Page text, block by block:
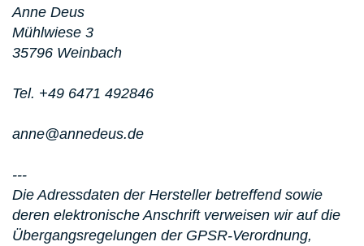
Anne Deus
Mühlwiese 3
35796 Weinbach
Tel. +49 6471 492846
anne@annedeus.de
---
Die Adressdaten der Hersteller betreffend sowie
deren elektronische Anschrift verweisen wir auf die
Übergangsregelungen der GPSR-Verordnung,